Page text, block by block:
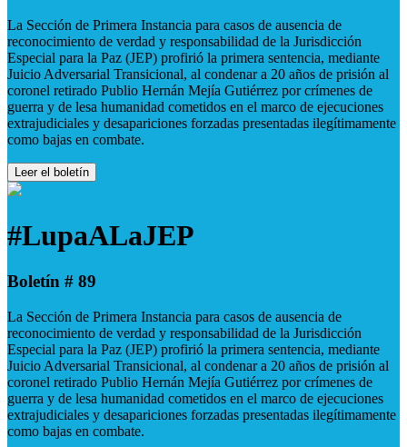
La Sección de Primera Instancia para casos de ausencia de
reconocimiento de verdad y responsabilidad de la Jurisdicción
Especial para la Paz (JEP) profirió la primera sentencia, mediante
Juicio Adversarial Transicional, al condenar a 20 años de prisión al
coronel retirado Publio Hernán Mejía Gutiérrez por crímenes de
guerra y de lesa humanidad cometidos en el marco de ejecuciones
extrajudiciales y desapariciones forzadas presentadas ilegítimamente
como bajas en combate.
Leer el boletín
#LupaALaJEP
Boletín # 89
La Sección de Primera Instancia para casos de ausencia de
reconocimiento de verdad y responsabilidad de la Jurisdicción
Especial para la Paz (JEP) profirió la primera sentencia, mediante
Juicio Adversarial Transicional, al condenar a 20 años de prisión al
coronel retirado Publio Hernán Mejía Gutiérrez por crímenes de
guerra y de lesa humanidad cometidos en el marco de ejecuciones
extrajudiciales y desapariciones forzadas presentadas ilegítimamente
como bajas en combate.